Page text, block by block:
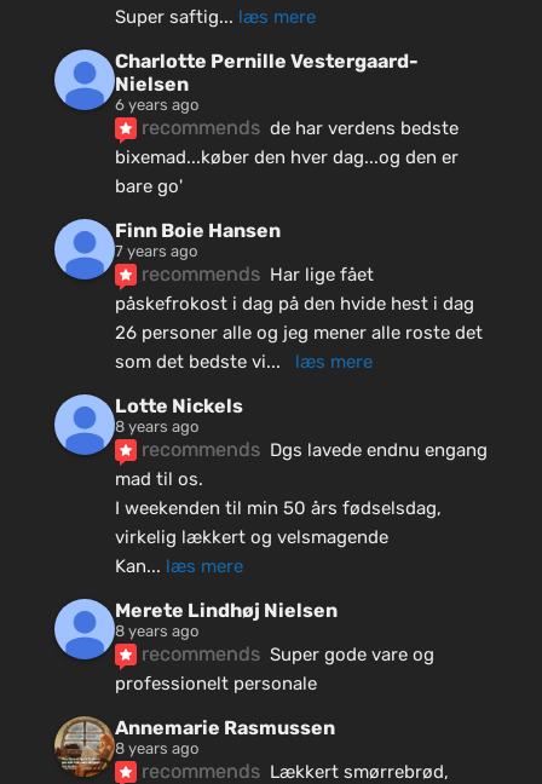
Super saftig... læs mere
Charlotte Pernille Vestergaard-
Nielsen
6 years ago
recommends de har verdens bedste
bixemad...køber den hver dag...og den er
bare go'
Finn Boie Hansen
7 years ago
recommends Har lige fået
påskefrokost i dag på den hvide hest i dag
26 personer alle og jeg mener alle roste det
som det bedste vi... læs mere
Lotte Nickels
8 years ago
recommends Dgs lavede endnu engang
mad til os.
I weekenden til min 50 års fødselsdag,
virkelig lækkert og velsmagende
Kan... læs mere
Merete Lindhøj Nielsen
8 years ago
recommends Super gode vare og
professionelt personale
Annemarie Rasmussen
8 years ago
recommends Lækkert smørrebrød,